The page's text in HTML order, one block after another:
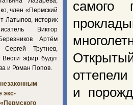
самого
и
член «Пермский
Латыпов, историк
Виктор
Артём
Сергей Трутнев,
Вести эфир будут
и Роман Попов.
экс-